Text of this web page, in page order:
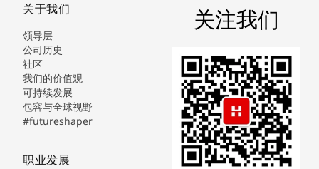
关于我们
领导层
公司历史
社区
我们的价值观
可持续发展
包容与全球视野
#futureshaper
职业发展
关注我们